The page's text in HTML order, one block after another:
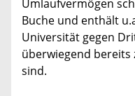
Umlaufvermögen
Buche und enthält
Universität gegen
überwiegend bereits
sind.